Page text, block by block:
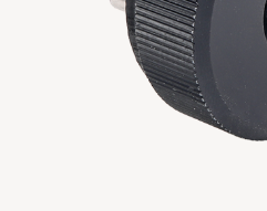
エンジンシステムツール
クラッチとトランスミッ
ステアリングとサスペンシ
ブレーキシステムツール